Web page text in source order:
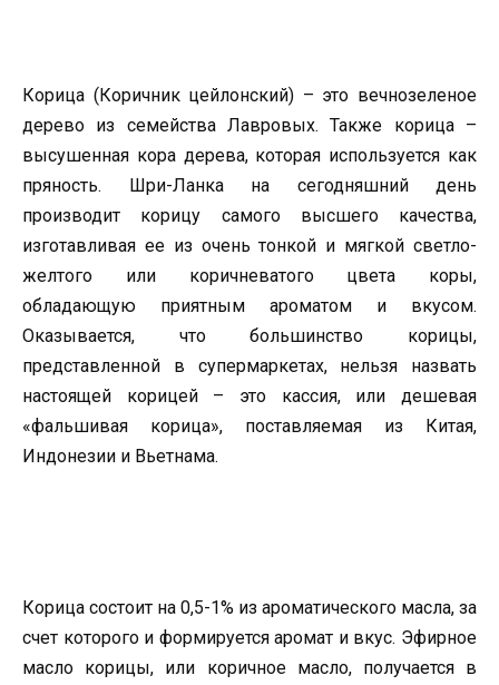
Корица (Коричник цейлонский) – это вечнозеленое
дерево из семейства Лавровых. Также корица –
высушенная кора дерева, которая используется как
пряность. Шри-Ланка на сегодняшний день
производит корицу самого высшего качества,
изготавливая ее из очень тонкой и мягкой светло-
желтого или коричневатого цвета коры,
обладающую приятным ароматом и вкусом.
Оказывается, что большинство корицы,
представленной в супермаркетах, нельзя назвать
настоящей корицей – это кассия, или дешевая
«фальшивая корица», поставляемая из Китая,
Индонезии и Вьетнама.
Корица состоит на 0,5-1% из ароматического масла, за
счет которого и формируется аромат и вкус. Эфирное
масло корицы, или коричное масло, получается в